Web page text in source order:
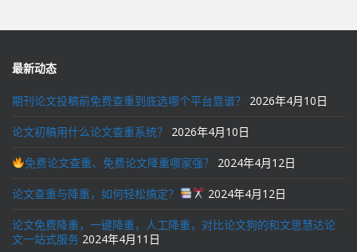
航
最新动态
期刊论文投稿前免费查重到底选哪个平台靠谱？ 2026年4月10日
论文初稿用什么论文查重系统？ 2026年4月10日
免费论文查重、免费论文降重哪家强？ 2024年4月12日
论文查重与降重，如何轻松搞定？ 2024年4月12日
论文免费降重，一键降重，人工降重，对比论文狗的和文思慧达论
文一站式服务 2024年4月11日